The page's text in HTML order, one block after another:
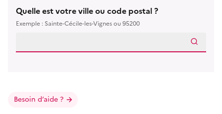
Quelle est votre ville ou code postal ?
Exemple : Sainte-Cécile-les-Vignes ou 95200
Besoin d’aide ?